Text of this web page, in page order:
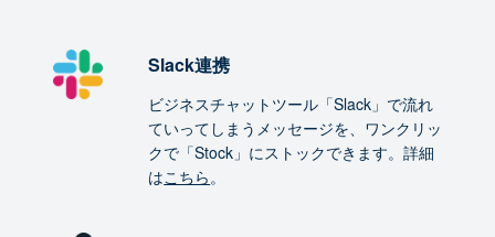
Slack連携
ビジネスチャットツール「Slack」で流れ
ていってしまうメッセージを、ワンクリッ
クで「Stock」にストックできます。詳細
はこちら。